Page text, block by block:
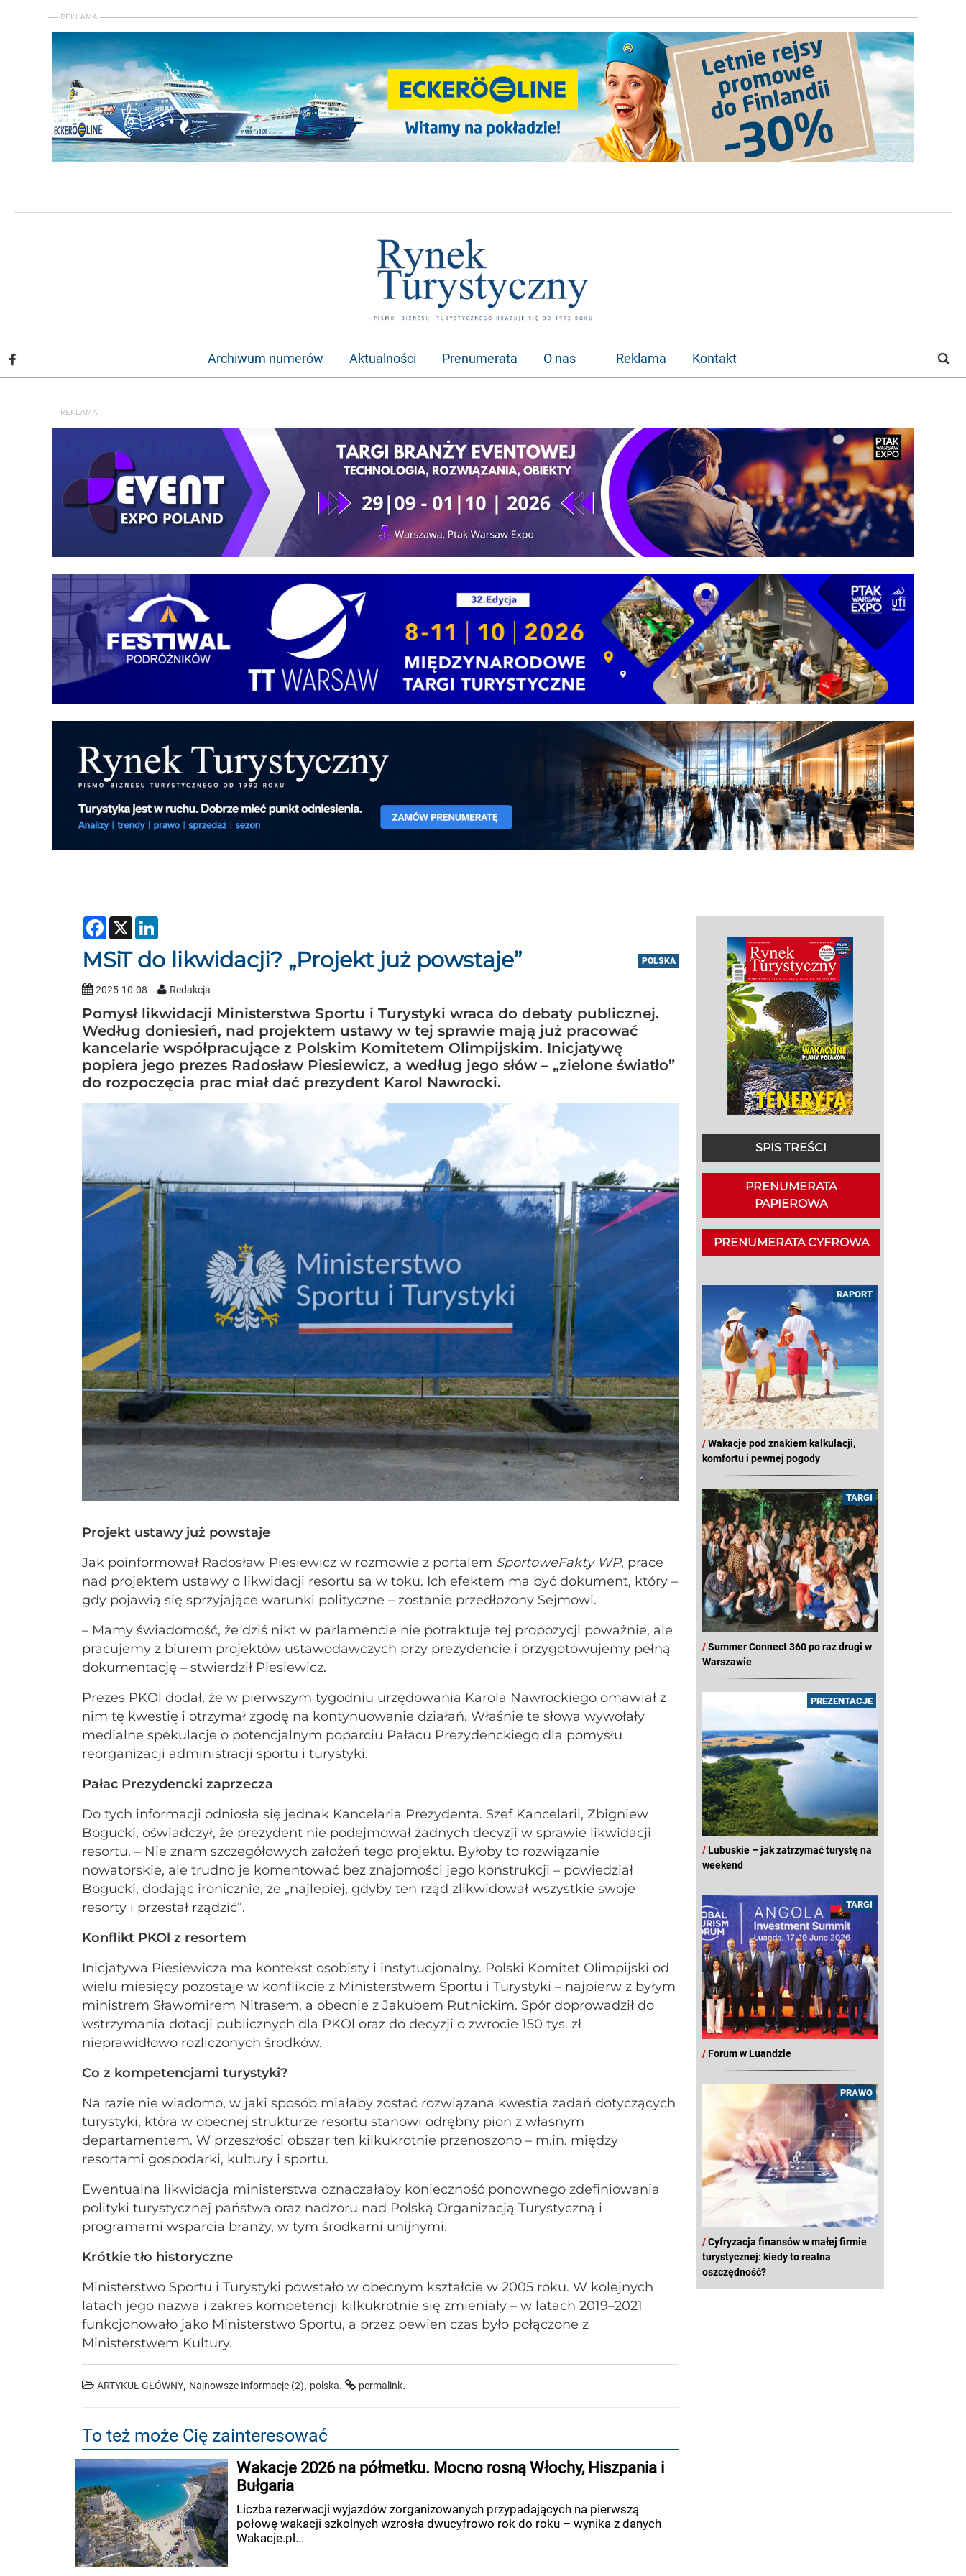
Archiwum numerów Aktualności Prenumerata O nas Reklama Kontakt
Facebook
X
MSiT do likwidacji? „Projekt już powstaje” POLSKA
2025-10-08 Redakcja
Pomysł likwidacji Ministerstwa Sportu i Turystyki wraca do debaty publicznej.
Według doniesień, nad projektem ustawy w tej sprawie mają już pracować
kancelarie współpracujące z Polskim Komitetem Olimpijskim. Inicjatywę
popiera jego prezes Radosław Piesiewicz, a według jego słów – „zielone światło”
do rozpoczęcia prac miał dać prezydent Karol Nawrocki.
Projekt ustawy już powstaje
Jak poinformował Radosław Piesiewicz w rozmowie z portalem SportoweFakty WP, prace
nad projektem ustawy o likwidacji resortu są w toku. Ich efektem ma być dokument, który –
gdy pojawią się sprzyjające warunki polityczne – zostanie przedłożony Sejmowi.
– Mamy świadomość, że dziś nikt w parlamencie nie potraktuje tej propozycji poważnie, ale
pracujemy z biurem projektów ustawodawczych przy prezydencie i przygotowujemy pełną
dokumentację – stwierdził Piesiewicz.
Prezes PKOl dodał, że w pierwszym tygodniu urzędowania Karola Nawrockiego omawiał z
nim tę kwestię i otrzymał zgodę na kontynuowanie działań. Właśnie te słowa wywołały
medialne spekulacje o potencjalnym poparciu Pałacu Prezydenckiego dla pomysłu
reorganizacji administracji sportu i turystyki.
Pałac Prezydencki zaprzecza
Do tych informacji odniosła się jednak Kancelaria Prezydenta. Szef Kancelarii, Zbigniew
Bogucki, oświadczył, że prezydent nie podejmował żadnych decyzji w sprawie likwidacji
resortu. – Nie znam szczegółowych założeń tego projektu. Byłoby to rozwiązanie
nowatorskie, ale trudno je komentować bez znajomości jego konstrukcji – powiedział
Bogucki, dodając ironicznie, że „najlepiej, gdyby ten rząd zlikwidował wszystkie swoje
resorty i przestał rządzić”.
Konflikt PKOl z resortem
Inicjatywa Piesiewicza ma kontekst osobisty i instytucjonalny. Polski Komitet Olimpijski od
wielu miesięcy pozostaje w konflikcie z Ministerstwem Sportu i Turystyki – najpierw z byłym
ministrem Sławomirem Nitrasem, a obecnie z Jakubem Rutnickim. Spór doprowadził do
wstrzymania dotacji publicznych dla PKOl oraz do decyzji o zwrocie 150 tys. zł
nieprawidłowo rozliczonych środków.
Co z kompetencjami turystyki?
Na razie nie wiadomo, w jaki sposób miałaby zostać rozwiązana kwestia zadań dotyczących
turystyki, która w obecnej strukturze resortu stanowi odrębny pion z własnym
departamentem. W przeszłości obszar ten kilkukrotnie przenoszono – m.in. między
resortami gospodarki, kultury i sportu.
Ewentualna likwidacja ministerstwa oznaczałaby konieczność ponownego zdefiniowania
polityki turystycznej państwa oraz nadzoru nad Polską Organizacją Turystyczną i
programami wsparcia branży, w tym środkami unijnymi.
Krótkie tło historyczne
Ministerstwo Sportu i Turystyki powstało w obecnym kształcie w 2005 roku. W kolejnych
latach jego nazwa i zakres kompetencji kilkukrotnie się zmieniały – w latach 2019–2021
funkcjonowało jako Ministerstwo Sportu, a przez pewien czas było połączone z
Ministerstwem Kultury.
ARTYKUŁ GŁÓWNY, Najnowsze Informacje (2), polska. permalink.
To też może Cię zainteresować
Wakacje 2026 na półmetku. Mocno rosną Włochy, Hiszpania i
Bułgaria
Liczba rezerwacji wyjazdów zorganizowanych przypadających na pierwszą
połowę wakacji szkolnych wzrosła dwucyfrowo rok do roku – wynika z danych
Wakacje.pl...
SPIS TREŚCI
PRENUMERATA
PAPIEROWA
PRENUMERATA CYFROWA
RAPORT
/Wakacje pod znakiem kalkulacji,
komfortu i pewnej pogody
TARGI
/Summer Connect 360 po raz drugi w
Warszawie
PREZENTACJE
/Lubuskie – jak zatrzymać turystę na
weekend
TARGI
/Forum w Luandzie
PRAWO
/Cyfryzacja finansów w małej firmie
turystycznej: kiedy to realna
oszczędność?